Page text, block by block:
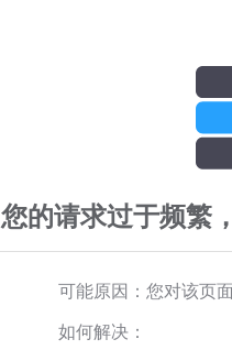
您的请求过于频繁
可能原因：您对该页
如何解决：